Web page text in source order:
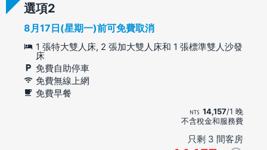
選項
8月17日(星期一)前可免費取消
1 張特大雙人床, 2 張加大雙人床和 1 張標準雙人沙發
床
免費自助停車
免費無線上網
免費早餐
14,157/1 晚
不含稅金和服務費
只剩 3 間客房